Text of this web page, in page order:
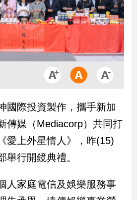
國際投資製作，攜手新加
傳媒（Mediacorp）共同打
愛上外星情人》，昨(15)
舉行開鏡典禮。
人家庭電信及娛樂服務事